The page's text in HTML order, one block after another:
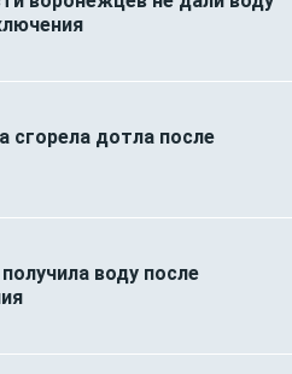
дотла после
воду после